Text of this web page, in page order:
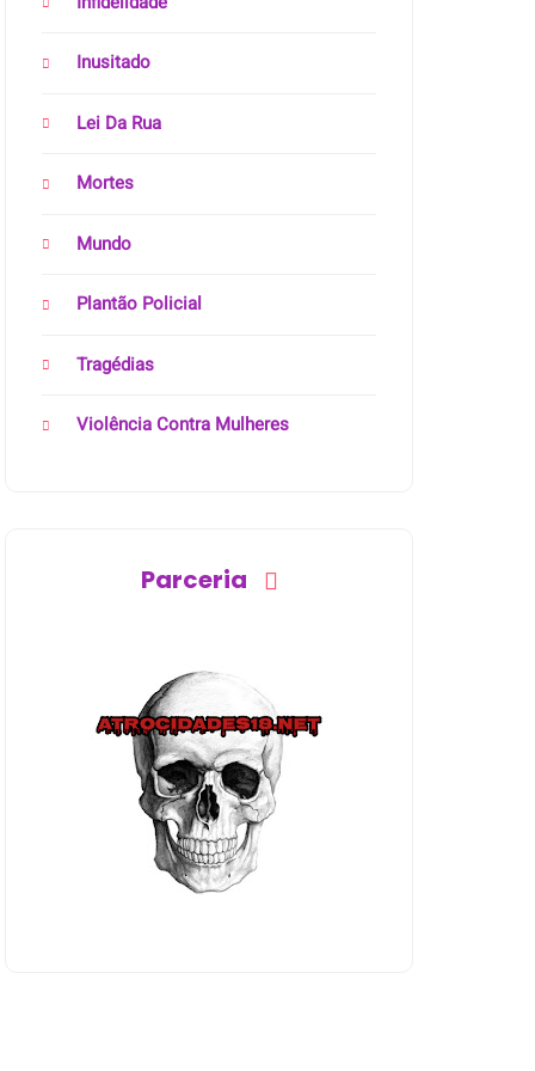
Inusitado
Lei Da Rua
Mortes
Mundo
Plantão Policial
Tragédias
Violência Contra Mulheres
Parceria